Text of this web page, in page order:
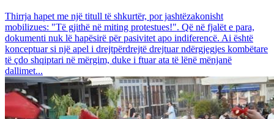
Thirrja hapet me një titull të shkurtër, por jashtëzakonisht
mobilizues: "Të gjithë në miting protestues!". Që në fjalët e para,
dokumenti nuk lë hapësirë për pasivitet apo indiferencë. Ai është
konceptuar si një apel i drejtpërdrejtë drejtuar ndërgjegjes kombëtare
të çdo shqiptari në mërgim, duke i ftuar ata të lënë mënjanë
dallimet...